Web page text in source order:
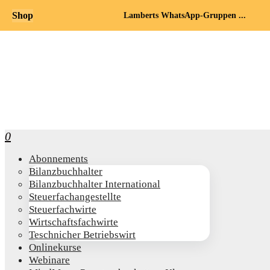
0
Abon­ne­ments
Bilanz­buch­hal­ter
Bilanz­buch­hal­ter International
Steu­er­fach­an­ge­stell­te
Steu­er­fach­wir­te
Wirt­schafts­fach­wir­te
Teschni­cher Betriebswirt
Online­kur­se
Web­i­na­re
Shop Lamberts WhatsApp-Gruppen ...